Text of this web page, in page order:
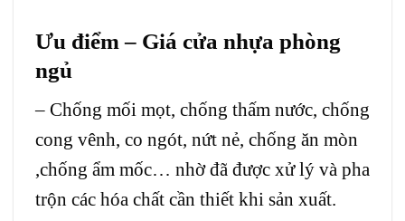
Ưu điểm – Giá cửa nhựa phòng
ngủ
– Chống mối mọt, chống thấm nước, chống
cong vênh, co ngót, nứt nẻ, chống ăn mòn
,chống ẩm mốc… nhờ đã được xử lý và pha
trộn các hóa chất cần thiết khi sản xuất.